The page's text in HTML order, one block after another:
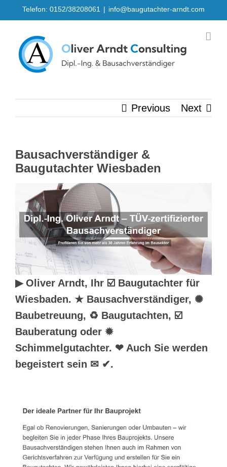
to
content
Telefon: 0152/38208061 | info@baugutachter-arndt.com
Previous Next
Bausachverständiger &
Baugutachter Wiesbaden
▶︎ Oliver Arndt, Ihr ☑️ Baugutachter für
Wiesbaden. ★ Bausachverständiger, ✺
Baubetreuung, ♻ Baugutachten, ☑️
Bauberatung oder ✹
Schimmelgutachter. ❤ Auch Sie werden
begeistert sein ✉ ✔.